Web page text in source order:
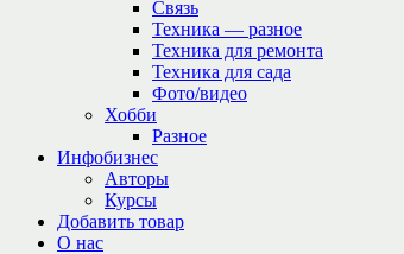
Связь
Техника — разное
Техника для ремонта
Техника для сада
Фото/видео
Хобби
Разное
Инфобизнес
Авторы
Курсы
Добавить товар
О нас